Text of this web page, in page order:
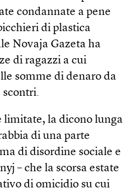
condannate a pene
di plastica
Novaja Gazeta ha
di ragazzi a cui
somme di denaro da
scontri.
limitate, la dicono lunga
di una parte
di disordine sociale e
– che la scorsa estate
di omicidio su cui